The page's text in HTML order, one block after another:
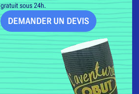
gratuit sous 24h.
DEMANDER UN DEVIS